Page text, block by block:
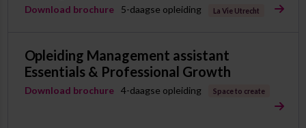
Download brochure 5-daagse opleiding La Vie Utrecht
Opleiding Management assistant
Essentials & Professional Growth
Download brochure 4-daagse opleiding Space to create